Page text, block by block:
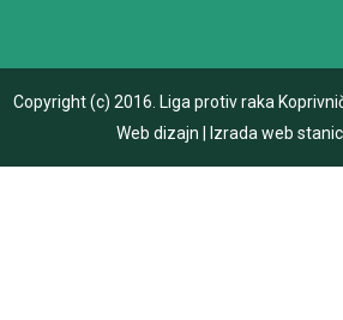
Copyright (c) 2016. Liga protiv raka
Web dizajn
Izrada web